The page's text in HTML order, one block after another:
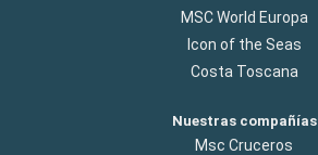
MSC World Europa
Icon of the Seas
Costa Toscana
Nuestras compañías
Msc Cruceros